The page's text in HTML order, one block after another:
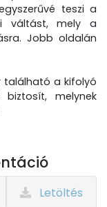
teszi a
váltást, mely a
Jobb oldalán
található a kifolyó
biztosít, melynek
Letöltés